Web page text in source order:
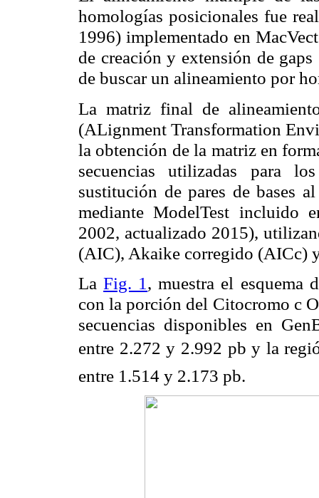
homologías posicionales fue
1996) implementado en
de creación y extensión de
de buscar un alineamiento por
La matriz final de
(ALignment Transformation
la obtención de la matriz en
secuencias utilizadas para
sustitución de pares de bases
mediante ModelTest incluido
2002, actualizado 2015),
(AIC), Akaike corregido (AICc)
LaFig. 1 , muestra el esquema
con la porción del Citocromo c
secuencias disponibles en
entre 2.272 y 2.992 pb y la
entre 1.514 y 2.173 pb.